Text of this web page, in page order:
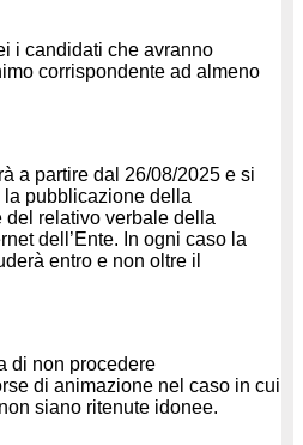
i candidati che avranno
corrispondente ad almeno
a partire dal 26/08/2025 e si
pubblicazione della
relativo verbale della
dell’Ente. In ogni caso la
entro e non oltre il
di non procedere
di animazione nel caso in cui
siano ritenute idonee.